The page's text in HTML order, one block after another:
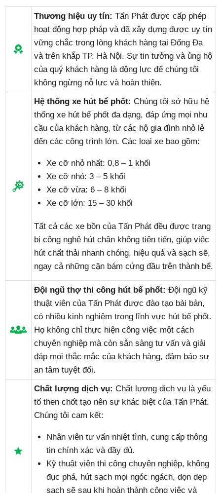
Thương hiệu uy tín: Tấn Phát được cấp phép
hoạt động hợp pháp và đã xây dựng được uy tín
vững chắc trong lòng khách hàng tại Đống Đa
và trên khắp TP. Hà Nội. Sự tin tưởng và ủng hộ
của quý khách hàng là động lực để chúng tôi
không ngừng nỗ lực và hoàn thiện.
Hệ thống xe hút bể phốt: Chúng tôi sở hữu hệ
thống xe hút bể phốt đa dạng, đáp ứng mọi nhu
cầu của khách hàng, từ các hộ gia đình nhỏ lẻ
đến các công trình lớn. Các loại xe bao gồm:
Xe cỡ nhỏ nhất: 0,8 – 1 khối
Xe cỡ nhỏ: 3 – 5 khối
Xe cỡ vừa: 6 – 8 khối
Xe cỡ lớn: 15 – 30 khối
Tất cả các xe bồn của Tấn Phát đều được trang
bị công nghệ hút chân không tiên tiến, giúp việc
hút chất thải nhanh chóng, hiệu quả và sạch sẽ,
ngay cả những cặn bám cứng đầu trên thành bể.
Đội ngũ thợ thi công hút bể phốt: Đội ngũ kỹ
thuật viên của Tấn Phát được đào tạo bài bản,
có nhiều kinh nghiệm trong lĩnh vực hút bể phốt.
Họ không chỉ thực hiện công việc một cách
chuyên nghiệp mà còn sẵn sàng tư vấn và giải
đáp mọi thắc mắc của khách hàng, đảm bảo sự
an tâm tuyệt đối.
Chất lượng dịch vụ: Chất lượng dịch vụ là yếu
tố then chốt tạo nên sự khác biệt của Tấn Phát.
Chúng tôi cam kết:
Nhân viên tư vấn nhiệt tình, cung cấp thông
tin chính xác và đầy đủ.
Kỹ thuật viên thi công chuyên nghiệp, không
đục phá, hút sạch mọi ngóc ngách, dọn dẹp
sạch sẽ sau khi hoàn thành công việc và